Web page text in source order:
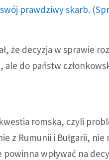
prawdziwy skarb.
że decyzja w sprawie
ale do państw
romska, czyli
z Rumunii i Bułgarii,
wpływać na